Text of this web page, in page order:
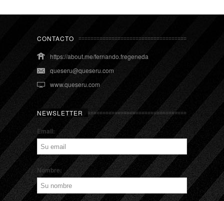
CONTACTO
https://about.me/fernando.fregeneda
queseru@queseru.com
www.queseru.com
NEWSLETTER
Email:
Nombre: